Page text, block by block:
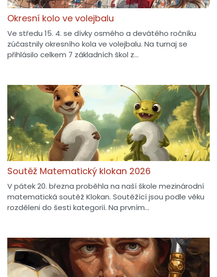
Okresní kolo ve volejbalu
Ve středu 15. 4. se dívky osmého a devátého ročníku
zúčastnily okresního kola ve volejbalu. Na turnaj se
přihlásilo celkem 7 základních škol z…
Soutěž Matematický klokan 2026
V pátek 20. března proběhla na naší škole mezinárodní
matematická soutěž Klokan. Soutěžící jsou podle věku
rozděleni do šesti kategorií. Na prvním…